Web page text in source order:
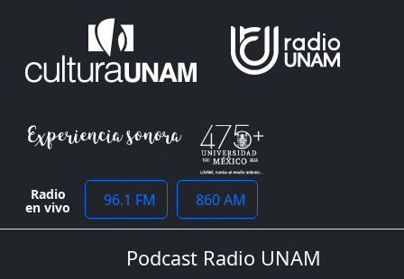
Radio
en vivo 96.1 FM 860 AM
Podcast Radio UNAM